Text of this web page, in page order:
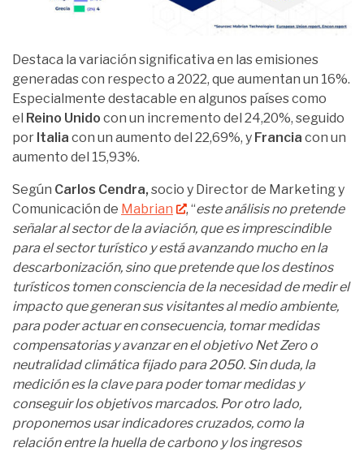
Destaca la variación significativa en las emisiones
generadas con respecto a 2022, que aumentan un 16%.
Especialmente destacable en algunos países como
el Reino Unido con un incremento del 24,20%, seguido
por Italia con un aumento del 22,69%, y Francia con un
aumento del 15,93%.
Según Carlos Cendra, socio y Director de Marketing y
Comunicación de Mabrian , “este análisis no pretende
señalar al sector de la aviación, que es imprescindible
para el sector turístico y está avanzando mucho en la
descarbonización, sino que pretende que los destinos
turísticos tomen consciencia de la necesidad de medir el
impacto que generan sus visitantes al medio ambiente,
para poder actuar en consecuencia, tomar medidas
compensatorias y avanzar en el objetivo Net Zero o
neutralidad climática fijado para 2050. Sin duda, la
medición es la clave para poder tomar medidas y
conseguir los objetivos marcados. Por otro lado,
proponemos usar indicadores cruzados, como la
relación entre la huella de carbono y los ingresos